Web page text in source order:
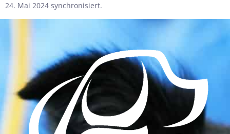
24. Mai 2024 synchronisiert.